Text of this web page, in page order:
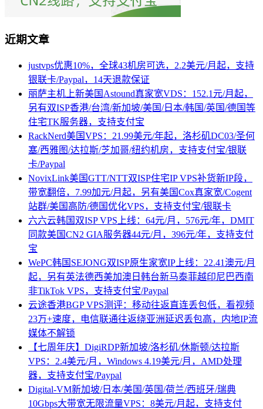
近期文章
justvps优惠10%，全球43机房可选，2.2美元/月起，支持
银联卡/Paypal，14天退款保证
丽萨主机上新美国Astound真家宽VDS：152.1元/月起，
另有双ISP香港/台湾/新加坡/美国/日本/韩国/英国/德国等
住宅TK服务器，支持支付宝
RackNerd美国VPS：21.99美元/年起，洛杉矶DC03/圣何
塞/西雅图/达拉斯/芝加哥/纽约机房，支持支付宝/银联
卡/Paypal
NovixLink美国GTT/NTT双ISP住宅IP VPS补货新IP段，
带宽翻倍，7.99加元/月起，另有美国Cox真家宽/Cogent
站群/美国高防/德国优化VPS，支持支付宝/银联卡
六六云韩国双ISP VPS上线：64元/月，576元/年，DMIT
同款美国CN2 GIA服务器44元/月，396元/年，支持支付
宝
WePC韩国SEJONG双ISP原生家宽IP上线：22.41澳元/月
起，另有英法德西美加澳日韩台新马泰菲越印尼巴西南
非TikTok VPS，支持支付宝/Paypal
云途香港BGP VPS测评：移动往返直连丢包低，看视频
23万+速度，电信联通往返绕亚洲延迟丢包高，内地IP流
媒体不解锁
【七周年庆】DigiRDP新加坡/洛杉矶/休斯顿/达拉斯
VPS：2.4美元/月，Windows 4.19美元/月，AMD处理
器，支持支付宝/Paypal
Digital-VM新加坡/日本/美国/英国/荷兰/西班牙/瑞典
10Gbps大带宽无限流量VPS：8美元/月起，支持支付